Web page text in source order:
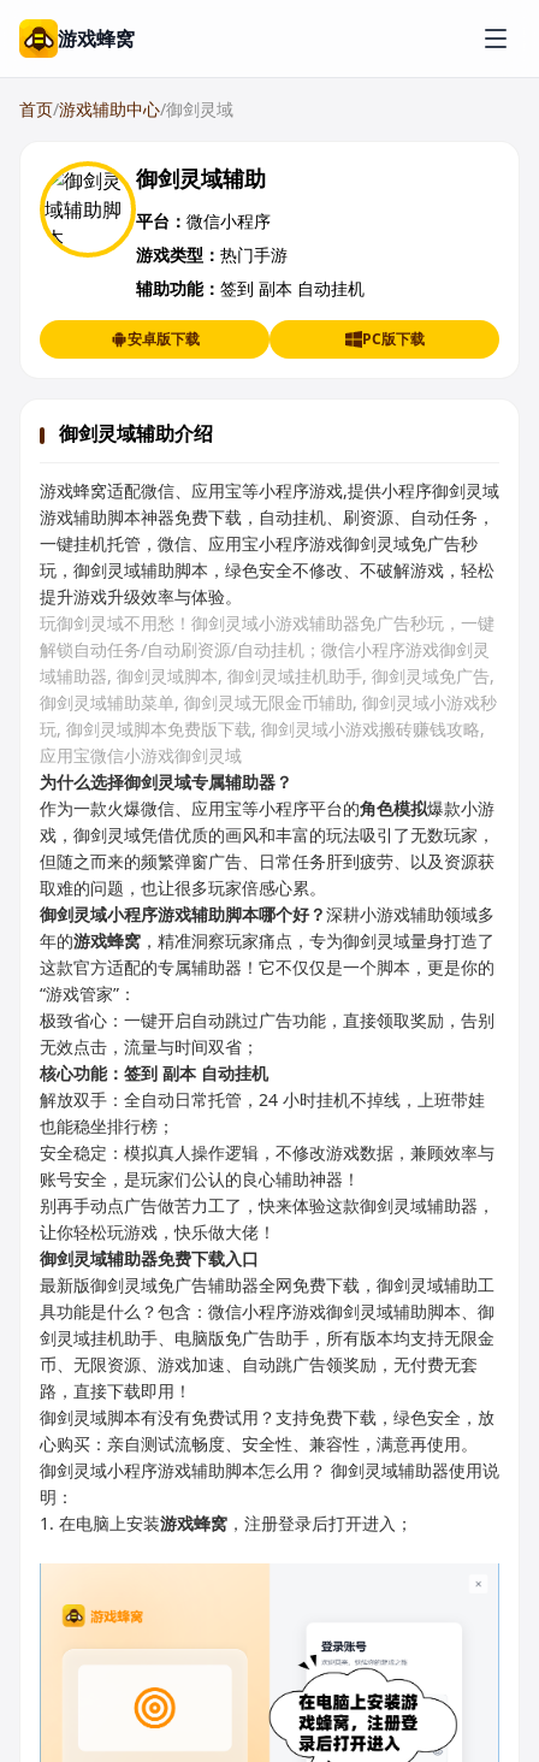
游戏蜂窝
首页/游戏辅助中心/御剑灵域
御剑灵域辅助
平台： 微信小程序
游戏类型： 热门手游
辅助功能： 签到 副本 自动挂机
安卓版下载 PC版下载
御剑灵域辅助介绍
游戏蜂窝适配微信、应用宝等小程序游戏,提供小程序御剑灵域
游戏辅助脚本神器免费下载，自动挂机、刷资源、自动任务，
一键挂机托管，微信、应用宝小程序游戏御剑灵域免广告秒
玩，御剑灵域辅助脚本，绿色安全不修改、不破解游戏，轻松
提升游戏升级效率与体验。
玩御剑灵域不用愁！ 御剑灵域小游戏辅助器免广告秒玩，一键
解锁自动任务/自动刷资源/自动挂机 ； 微信小程序游戏御剑灵
域辅助器, 御剑灵域脚本, 御剑灵域挂机助手, 御剑灵域免广告,
御剑灵域辅助菜单, 御剑灵域无限金币辅助, 御剑灵域小游戏秒
玩, 御剑灵域脚本免费版下载, 御剑灵域小游戏搬砖赚钱攻略,
应用宝微信小游戏御剑灵域
为什么选择御剑灵域专属辅助器？
作为一款火爆微信、应用宝等小程序平台的角色模拟爆款小游
戏，御剑灵域凭借优质的画风和丰富的玩法吸引了无数玩家，
但随之而来的频繁弹窗广告、日常任务肝到疲劳、以及资源获
取难的问题，也让很多玩家倍感心累。
御剑灵域小程序游戏辅助脚本哪个好？深耕小游戏辅助领域多
年的游戏蜂窝 ，精准洞察玩家痛点，专为御剑灵域量身打造了
这款官方适配的专属辅助器！它不仅仅是一个脚本，更是你的
“游戏管家”：
极致省心：一键开启自动跳过广告功能，直接领取奖励，告别
无效点击，流量与时间双省；
核心功能： 签到 副本 自动挂机
解放双手：全自动日常托管，24 小时挂机不掉线，上班带娃
也能稳坐排行榜；
安全稳定：模拟真人操作逻辑，不修改游戏数据，兼顾效率与
账号安全，是玩家们公认的良心辅助神器！
别再手动点广告做苦力工了，快来体验这款御剑灵域辅助器，
让你轻松玩游戏，快乐做大佬！
御剑灵域辅助器免费下载入口
最新版御剑灵域免广告辅助器全网免费下载，御剑灵域辅助工
具功能是什么？包含：微信小程序游戏御剑灵域辅助脚本、御
剑灵域挂机助手、电脑版免广告助手，所有版本均支持无限金
币、无限资源、游戏加速、自动跳广告领奖励，无付费无套
路，直接下载即用！
御剑灵域脚本有没有免费试用？支持免费下载，绿色安全，放
心购买：亲自测试流畅度、安全性、兼容性，满意再使用。
御剑灵域小程序游戏辅助脚本怎么用？ 御剑灵域辅助器使用说
明：
1. 在电脑上安装游戏蜂窝 ，注册登录后打开进入；